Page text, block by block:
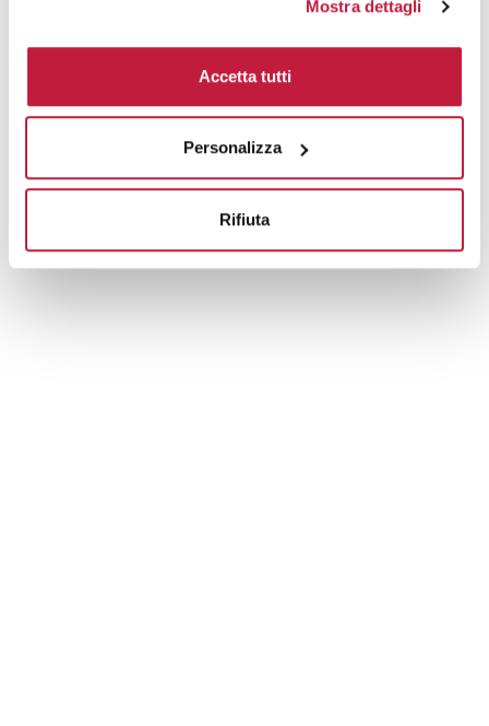
Mostra dettagli
Accetta tutti
Personalizza
Rifiuta
Tecniche di stampa
Domande e risposte
Prodotti alternativi